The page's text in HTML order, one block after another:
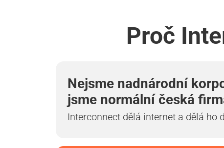
Proč
Nejsme nadnárodní
jsme normální česká
Interconnect dělá internet a dělá ho